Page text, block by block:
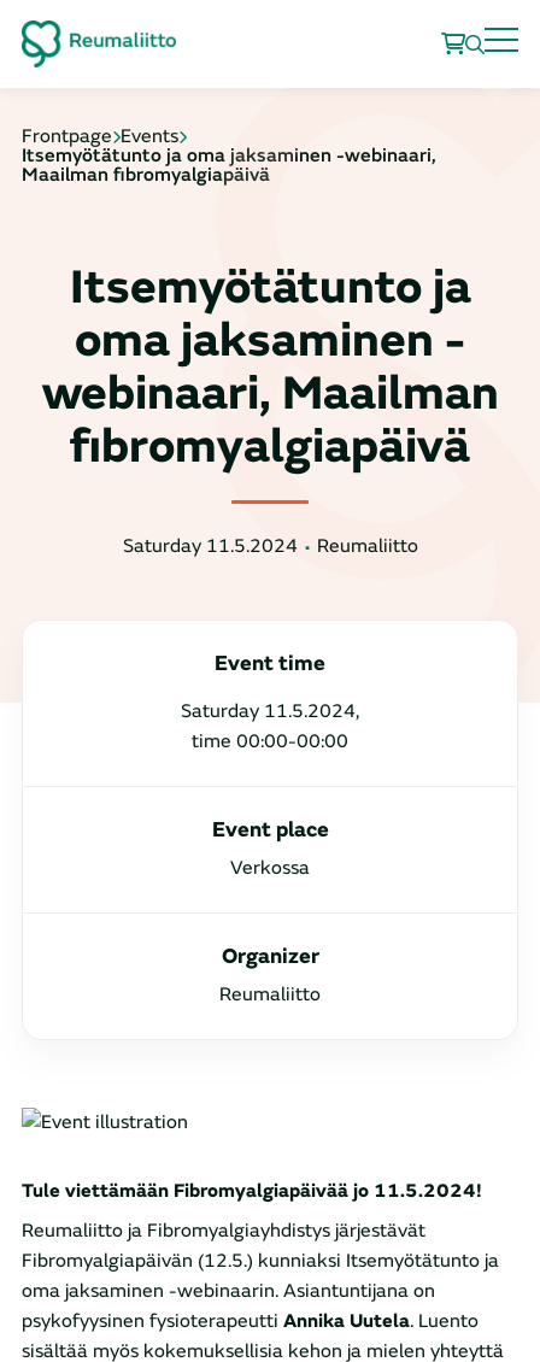
Frontpage Events
Itsemyötätunto ja oma jaksaminen -webinaari,
Maailman fibromyalgiapäivä
Itsemyötätunto ja
oma jaksaminen -
webinaari, Maailman
fibromyalgiapäivä
Saturday 11.5.2024 Reumaliitto
Event time
Saturday 11.5.2024,
time 00:00-00:00
Event place
Verkossa
Organizer
Reumaliitto
Tule viettämään Fibromyalgiapäivää jo 11.5.2024!
Reumaliitto ja Fibromyalgiayhdistys järjestävät
Fibromyalgiapäivän (12.5.) kunniaksi Itsemyötätunto ja
oma jaksaminen -webinaarin. Asiantuntijana on
psykofyysinen fysioterapeutti Annika Uutela. Luento
sisältää myös kokemuksellisia kehon ja mielen yhteyttä